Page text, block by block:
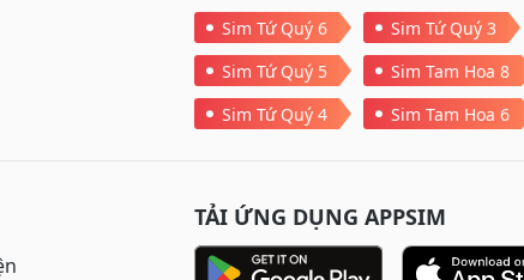
Sim Tứ Quý 6
Sim Tứ Quý 3
Sim Tứ Quý 5
Sim Tam Hoa 8
Sim Tứ Quý 4
Sim Tam Hoa 6
TẢI ỨNG DỤNG APPSIM